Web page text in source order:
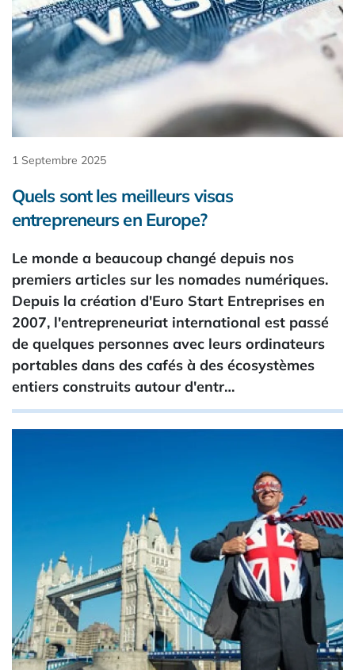
1 Septembre 2025
Quels sont les meilleurs visas
entrepreneurs en Europe?
Le monde a beaucoup changé depuis nos
premiers articles sur les nomades numériques.
Depuis la création d'Euro Start Entreprises en
2007, l'entrepreneuriat international est passé
de quelques personnes avec leurs ordinateurs
portables dans des cafés à des écosystèmes
entiers construits autour d'entr…